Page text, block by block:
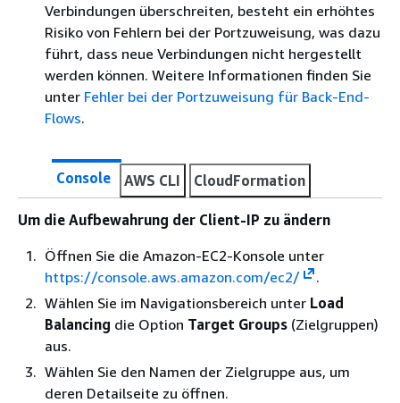
Verbindungen überschreiten, besteht ein erhöhtes
Risiko von Fehlern bei der Portzuweisung, was dazu
führt, dass neue Verbindungen nicht hergestellt
werden können. Weitere Informationen finden Sie
unter Fehler bei der Portzuweisung für Back-End-
Flows.
Console AWS CLI CloudFormation
Um die Aufbewahrung der Client-IP zu ändern
Öffnen Sie die Amazon-EC2-Konsole unter
https://console.aws.amazon.com/ec2/
.
Wählen Sie im Navigationsbereich unter Load
Balancing die Option Target Groups (Zielgruppen)
aus.
Wählen Sie den Namen der Zielgruppe aus, um
deren Detailseite zu öffnen.